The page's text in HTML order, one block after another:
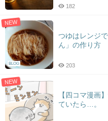
182
NEW
BLOG
つゆはレンジ
ん」の作り方
203
NEW
【四コマ漫画
ていたら…。